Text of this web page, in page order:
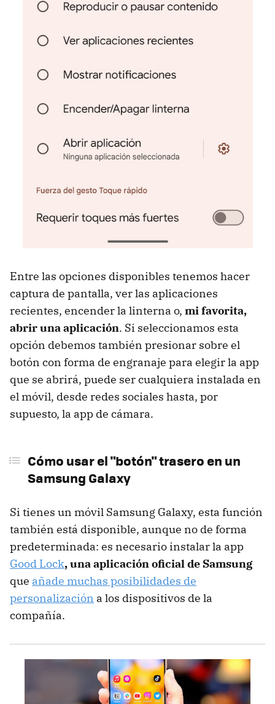
Entre las opciones disponibles tenemos hacer
captura de pantalla, ver las aplicaciones
recientes, encender la linterna o, mi favorita,
abrir una aplicación. Si seleccionamos esta
opción debemos también presionar sobre el
botón con forma de engranaje para elegir la app
que se abrirá, puede ser cualquiera instalada en
el móvil, desde redes sociales hasta, por
supuesto, la app de cámara.
Cómo usar el "botón" trasero en un
Samsung Galaxy
Si tienes un móvil Samsung Galaxy, esta función
también está disponible, aunque no de forma
predeterminada: es necesario instalar la app
Good Lock, una aplicación oficial de Samsung
que añade muchas posibilidades de
personalización a los dispositivos de la
compañía.